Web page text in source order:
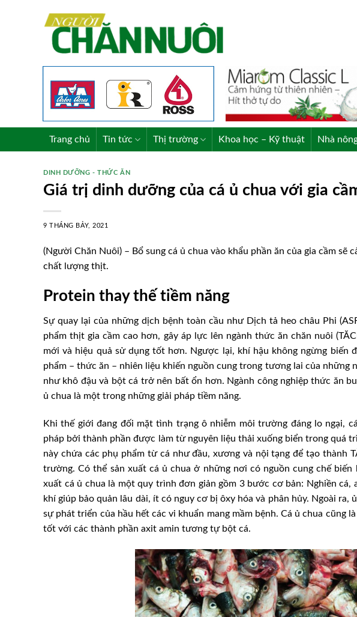
Trang chủ Tin tức Thị trường Khoa học – Kỹ thuật Nhà
DINH DƯỠNG - THỨC ĂN
Giá trị dinh dưỡng của cá ủ chua với gia
9 THÁNG BẢY, 2021
(Người Chăn Nuôi) – Bổ sung cá ủ chua vào khẩu phần ăn của gia cầm sẽ
chất lượng thịt.
Protein thay thế tiềm năng
Sự quay lại của những dịch bệnh toàn cầu như Dịch tả heo châu Phi
phẩm thịt gia cầm cao hơn, gây áp lực lên ngành thức ăn chăn nuôi
mới và hiệu quả sử dụng tốt hơn. Ngược lại, khí hậu không ngừng biến
phẩm – thức ăn – nhiên liệu khiến nguồn cung trong tương lai của những
như khô đậu và bột cá trở nên bất ổn hơn. Ngành công nghiệp thức ăn
ủ chua là một trong những giải pháp tiềm năng.
Khi thế giới đang đối mặt tình trạng ô nhiễm môi trường đáng lo ngại,
pháp bởi thành phần được làm từ nguyên liệu thải xuống biển trong quá
này chứa các phụ phẩm từ cá như đầu, xương và nội tạng để tạo thành
trường. Có thể sản xuất cá ủ chua ở những nơi có nguồn cung chế biến
xuất cá ủ chua là một quy trình đơn giản gồm 3 bước cơ bản: Nghiền cá,
khí giúp bảo quản lâu dài, ít có nguy cơ bị ôxy hóa và phân hủy. Ngoài ra,
sự phát triển của hầu hết các vi khuẩn mang mầm bệnh. Cá ủ chua cũng
tốt với các thành phần axit amin tương tự bột cá.